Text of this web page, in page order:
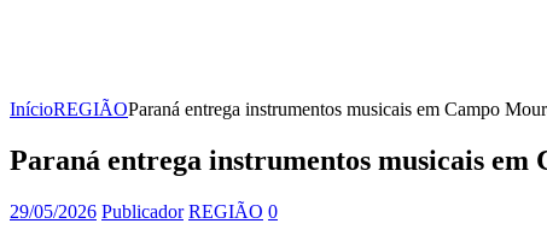
InícioREGIÃOParaná entrega instrumentos musicais em Campo
Paraná entrega instrumentos musicais em
29/05/2026 Publicador REGIÃO 0